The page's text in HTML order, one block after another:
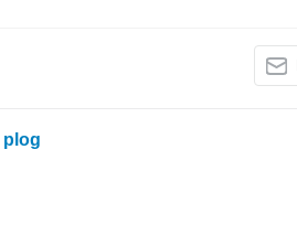
plog